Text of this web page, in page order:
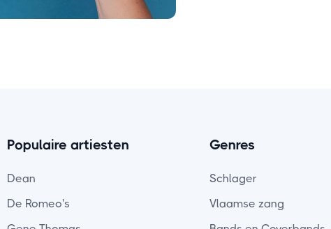
Populaire artiesten
Dean
De Romeo's
Genres
Schlager
Vlaamse zang